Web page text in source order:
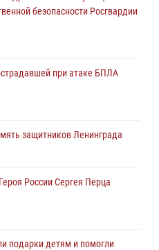
безопасности Росгвардии
при атаке БПЛА
защитников Ленинграда
России Сергея Перца
подарки детям и помогли